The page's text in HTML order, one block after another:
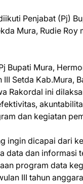
Penjabat (Pj)
Mura, Rudie Roy
Bupati Mura,
Setda Kab.Mura,
Rakordal ini
dan kegiatan
ingin dicapai dari
data dan informasi
program data
III tahun